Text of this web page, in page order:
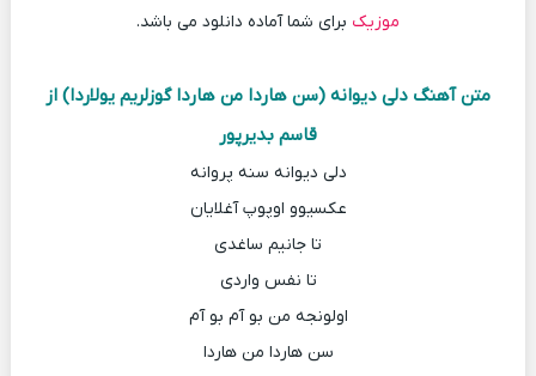
موزیک برای شما آماده دانلود می باشد.
متن آهنگ دلی دیوانه (سن هاردا من هاردا گوزلریم یولاردا) از
قاسم بدیرپور
دلی دیوانه سنه پروانه
عکسیوو اوپوپ آغلایان
تا جانیم ساغدی
تا نفس واردی
اولونجه من بو آم بو آم
سن هاردا من هاردا